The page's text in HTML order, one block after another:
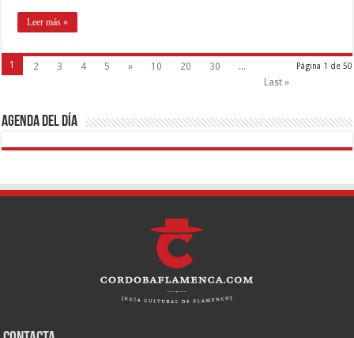
Leer más »
Página 1 de 50
1 2 3 4 5 » 10 20 30
...
Last »
Agenda del día